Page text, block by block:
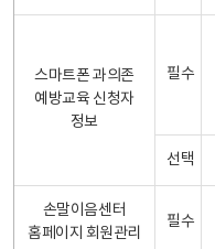
스마트폰 과의존
예방교육 신청자
정보
필수
선택
손말이음센터
홈페이지 회원관리
필수